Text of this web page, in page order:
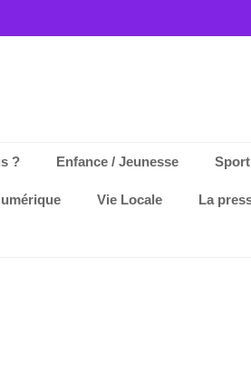
? Enfance / Jeunesse
Vie Locale
La